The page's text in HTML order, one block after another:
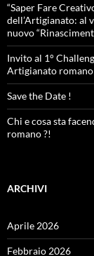
“Saper Fare
dell’Artigianato: al
nuovo
Invito al 1°
Artigianato romano
Save the Date !
Chi e cosa sta
romano ?!
ARCHIVI
Aprile 2026
Febbraio 2026